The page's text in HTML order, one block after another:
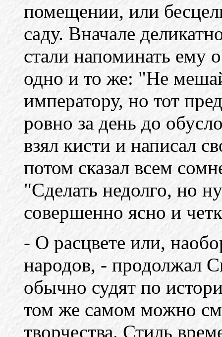
помещении, или
саду. Вначале
стали напоминать ему
одно и то же: "Не
императору, но тот
ровно за день до
взял кисти и написал
потом сказал всем
"Сделать недолго, но
совершенно ясно и
- О расцвете или,
народов, - продолжал
обычно судят по
том же самом можно
творчества. Стиль